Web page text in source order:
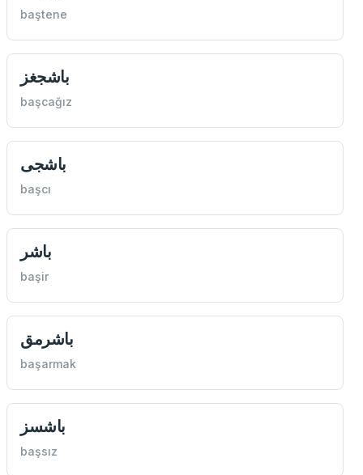
baştene
باشجغز
başcağız
باشجی
başcı
باشر
başir
باشرمق
başarmak
باشسز
başsız